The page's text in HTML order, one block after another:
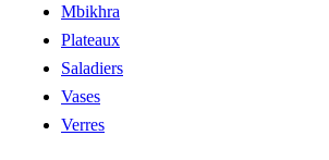
Mbikhra
Plateaux
Saladiers
Vases
Verres